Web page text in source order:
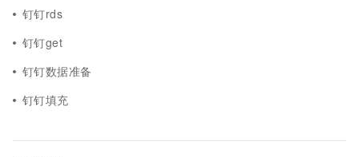
钉钉rds
钉钉get
钉钉数据准备
钉钉填充